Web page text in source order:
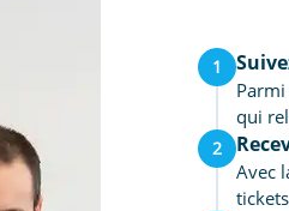
1
qui
2
Avec